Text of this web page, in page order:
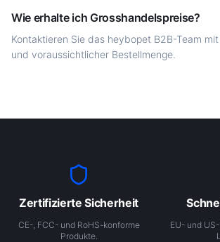
Wie erhalte ich Grosshandelspreise?
Kontaktieren Sie das heybopet B2B-Team
und voraussichtlicher Bestellmenge.
Zertifizierte Sicherheit
CE-, FCC- und RoHS-konforme
Produkte.
EU- und